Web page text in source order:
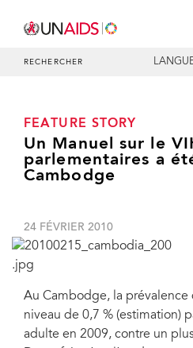
RECHERCHER
FEATURE STORY
Un Manuel sur le
parlementaires a
Cambodge
24 FÉVRIER 2010
Au Cambodge, la prévalence
niveau de 0,7 % (estimation)
adulte en 2009, contre un